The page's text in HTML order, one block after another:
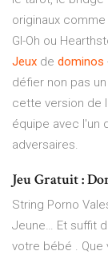
originaux comme
GI-Oh ou
Jeux de dominos
défier non pas
cette version de
équipe avec l'un
adversaires.
Jeu Gratuit :
String Porno
Jeune… Et suffit
votre bébé .